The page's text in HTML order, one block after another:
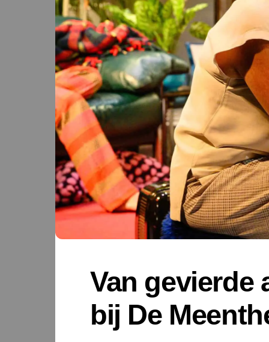
Van gevierde
bij De